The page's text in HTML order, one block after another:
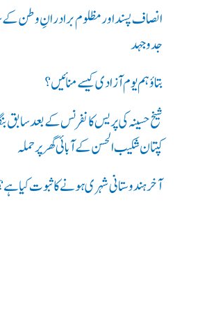
ی
ں
:
انصاف پسند اور مظلوم برادرانِ وطن
جدوجہد
بتاؤ ہم یوم آزادی کیسے منائیں؟
شیخ حسینہ کی پریس کانفرنس کے بعد سابق
کپتان شکیب الحسن کے آبائی گھر پر حملہ
آخر ہندوستانی شہری ہونے کا ثبوت کیا